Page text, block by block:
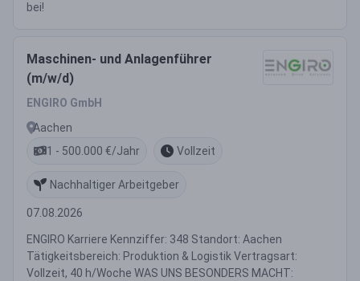
bei!
Maschinen- und Anlagenführer
(m/w/d)
ENGIRO GmbH
Aachen
1 - 500.000 €/Jahr
Vollzeit
Nachhaltiger Arbeitgeber
07.08.2026
ENGIRO Karriere Kennziffer: 348 Standort: Aachen
Tätigkeitsbereich: Produktion & Logistik Vertragsart:
Vollzeit, 40 h/Woche WAS UNS BESONDERS MACHT: